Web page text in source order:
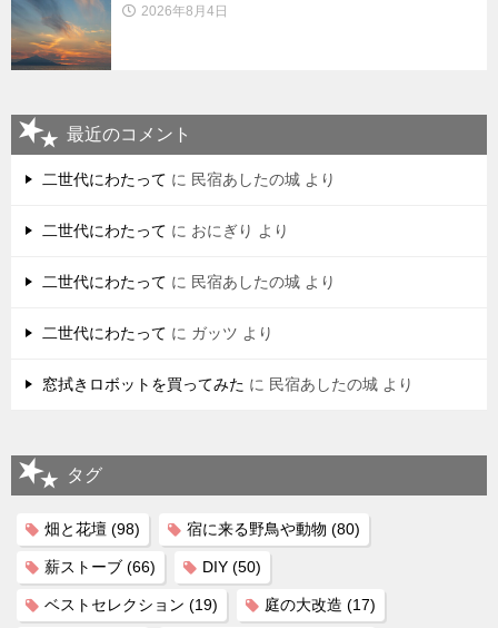
2026年8月4日
最近のコメント
二世代にわたって に 民宿あしたの城 より
二世代にわたって に おにぎり より
二世代にわたって に 民宿あしたの城 より
二世代にわたって に ガッツ より
窓拭きロボットを買ってみた に 民宿あしたの城 より
タグ
畑と花壇 (98) 宿に来る野鳥や動物 (80)
薪ストーブ (66) DIY (50)
ベストセレクション (19) 庭の大改造 (17)